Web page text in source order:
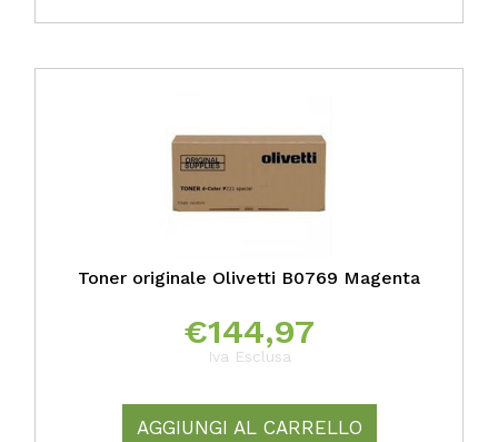
Toner originale Olivetti B0769 Magenta
€144,97
Iva Esclusa
AGGIUNGI AL CARRELLO